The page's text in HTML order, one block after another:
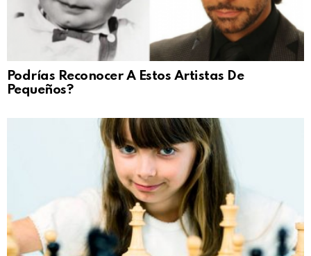
Podrías Reconocer A Estos Artistas De
Pequeños?